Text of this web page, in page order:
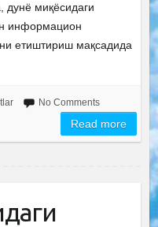
дунё миқёсидаги
информацион
етиштириш мақсадида
No Comments
Read more